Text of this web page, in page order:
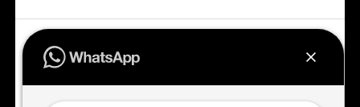
Accedé a todas las novedades
Nuevos ingresos todas las semanas